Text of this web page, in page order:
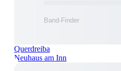
Querdreiba
Neuhaus am Inn